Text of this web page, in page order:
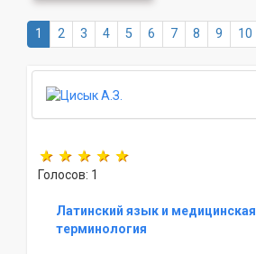
1 2 3 4 5 6 7 8 9 10
Голосов: 1
Латинский язык и медицинская
терминология